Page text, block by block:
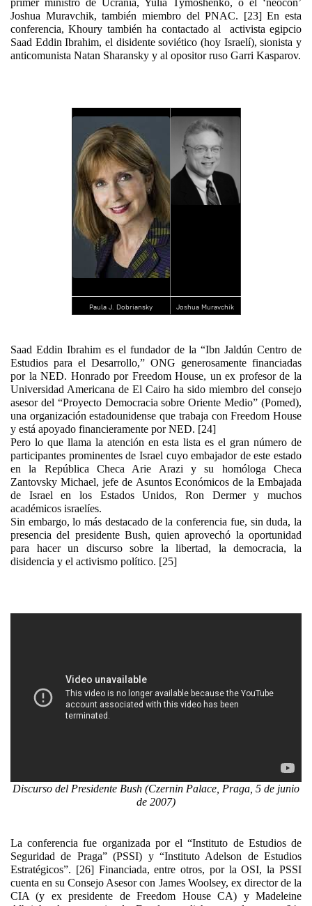
Joshua Muravchik, también miembro del PNAC. [23] En esta
conferencia, Khoury también ha contactado al activista egipcio
Saad Eddin Ibrahim, el disidente soviético (hoy Israelí), sionista y
anticomunista Natan Sharansky y al opositor ruso Garri Kasparov.
Paula J. Dobriansky Joshua Muravchik
Saad Eddin Ibrahim es el fundador de la “Ibn Jaldún Centro de
Estudios para el Desarrollo,” ONG generosamente financiadas
por la NED. Honrado por Freedom House, un ex profesor de la
Universidad Americana de El Cairo ha sido miembro del consejo
asesor del “Proyecto Democracia sobre Oriente Medio” (Pomed),
una organización estadounidense que trabaja con Freedom House
y está apoyado financieramente por NED. [24]
Pero lo que llama la atención en esta lista es el gran número de
participantes prominentes de Israel cuyo embajador de este estado
en la República Checa Arie Arazi y su homóloga Checa
Zantovsky Michael, jefe de Asuntos Económicos de la Embajada
de Israel en los Estados Unidos, Ron Dermer y muchos
académicos israelíes.
Sin embargo, lo más destacado de la conferencia fue, sin duda, la
presencia del presidente Bush, quien aprovechó la oportunidad
para hacer un discurso sobre la libertad, la democracia, la
disidencia y el activismo político. [25]
Discurso del Presidente Bush (Czernin Palace, Praga, 5 de junio
de 2007)
La conferencia fue organizada por el “Instituto de Estudios de
Seguridad de Praga” (PSSI) y “Instituto Adelson de Estudios
Estratégicos”. [26] Financiada, entre otros, por la OSI, la PSSI
cuenta en su Consejo Asesor con James Woolsey, ex director de la
CIA (y ex presidente de Freedom House CA) y Madeleine